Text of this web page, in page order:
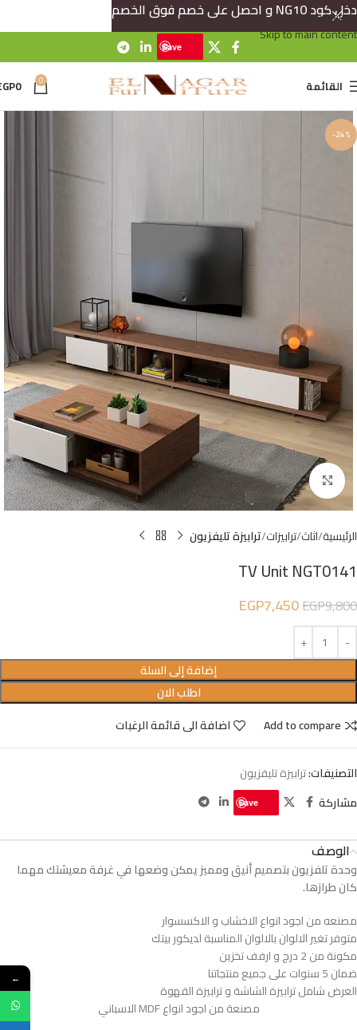
Skip to navigation
Skip to main content
Save
القائمة 0
0
-24%
Click to enlarge
الرئيسية اثاث ترابيزات ترابيزة تليفزيون
TV Unit NGT0141
EGP9,800
EGP7,450
إضافة إلى السلة
اطلب الان
Add to compare
اضافة الى قائمة الرغبات
التصنيفات:ترابيزة تليفزيون
مشاركة
Save
الوصف
وحدة تلفزيون بتصميم أنيق ومميز يمكن وضعها في غرفة معيشتك مهما
كان طرازها.
مصنعه من اجود انواع الاخشاب و الاكسسوار
متوفر تغير الالوان بالالوان المناسبة لديكور بيتك
مكونة من 2 درج و ارفف تخزين
ضمان 5 سنوات على جميع منتجاتنا
العرض شامل ترابيزة الشاشة و ترابيزة القهوة
مصنعة من اجود انواع MDF الاسباني
دخل كود NG10 و احصل على خصم فوق الخصم
←